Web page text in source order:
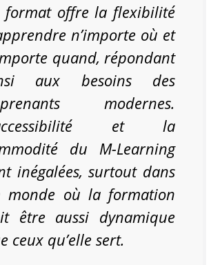
format offre la flexibilité
n’importe où et
quand, répondant
aux besoins des
modernes.
et la
du M-Learning
inégalées, surtout dans
monde où la formation
être aussi dynamique
ceux qu’elle sert.